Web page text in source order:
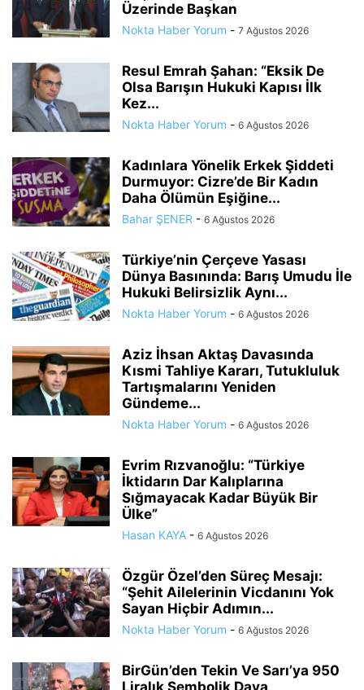
Üzerinde Başkan
Nokta Haber Yorum - 7 Ağustos 2026
Resul Emrah Şahan: “Eksik De
Olsa Barışın Hukuki Kapısı İlk
Kez...
Nokta Haber Yorum - 6 Ağustos 2026
Kadınlara Yönelik Erkek Şiddeti
Durmuyor: Cizre’de Bir Kadın
Daha Ölümün Eşiğine...
Bahar ŞENER - 6 Ağustos 2026
Türkiye’nin Çerçeve Yasası
Dünya Basınında: Barış Umudu İle
Hukuki Belirsizlik Aynı...
Nokta Haber Yorum - 6 Ağustos 2026
Aziz İhsan Aktaş Davasında
Kısmi Tahliye Kararı, Tutukluluk
Tartışmalarını Yeniden
Gündeme...
Nokta Haber Yorum - 6 Ağustos 2026
Evrim Rızvanoğlu: “Türkiye
İktidarın Dar Kalıplarına
Sığmayacak Kadar Büyük Bir
Ülke”
Hasan KAYA - 6 Ağustos 2026
Özgür Özel’den Süreç Mesajı:
“Şehit Ailelerinin Vicdanını Yok
Sayan Hiçbir Adımın...
Nokta Haber Yorum - 6 Ağustos 2026
BirGün’den Tekin Ve Sarı’ya 950